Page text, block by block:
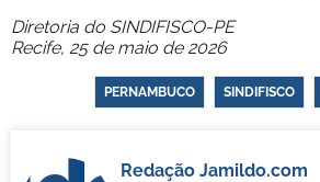
Diretoria do SINDIFISCO-PE
Recife, 25 de maio de 2026
PERNAMBUCO SINDIFISCO
Redação Jamildo.com